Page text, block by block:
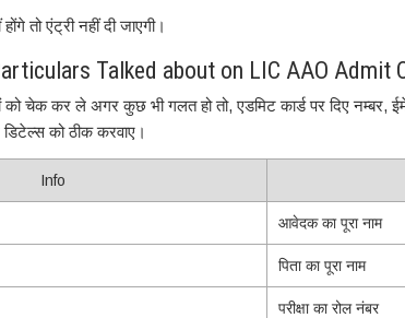
तो एंट्री नहीं दी जाएगी।
Talked about on LIC AAO Admit
को चेक कर ले अगर कुछ भी गलत हो तो, एडमिट कार्ड पर दिए नम्बर,
को ठीक करवाए।
Info
आवेदक का पूरा नाम
पिता का पूरा नाम
परीक्षा का रोल नंबर